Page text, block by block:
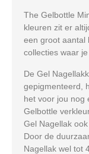
The Gelbottle
kleuren zit er
een groot aantal
collecties waar
De Gel
gepigmenteerd,
het voor jou nog
Gelbottle
Gel Nagellak
Door de
Nagellak wel tot